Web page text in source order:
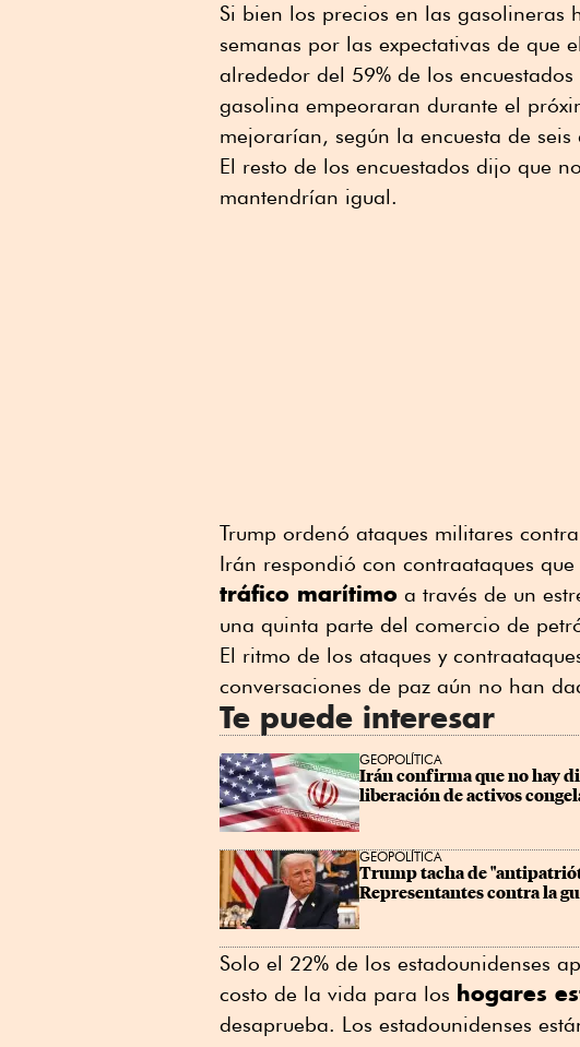
Si bien los precios en las
semanas por las expectativas de
alrededor del 59% de los
gasolina empeoraran durante el
mejorarían, según la encuesta de seis
El resto de los encuestados dijo que
mantendrían igual.
Trump ordenó ataques militares
Irán respondió con ⁠contraataques
tráfico marítimo a través de un
una ⁠quinta parte del comercio de
El ritmo de los ataques y
conversaciones de paz aún no han
Te puede interesar
GEOPOLÍTICA
Irán confirma que no hay
liberación de activos
GEOPOLÍTICA
Trump tacha de
Representantes contra la
Solo el 22% de los estadounidenses
costo de la vida para los hogares
desaprueba. Los estadounidenses